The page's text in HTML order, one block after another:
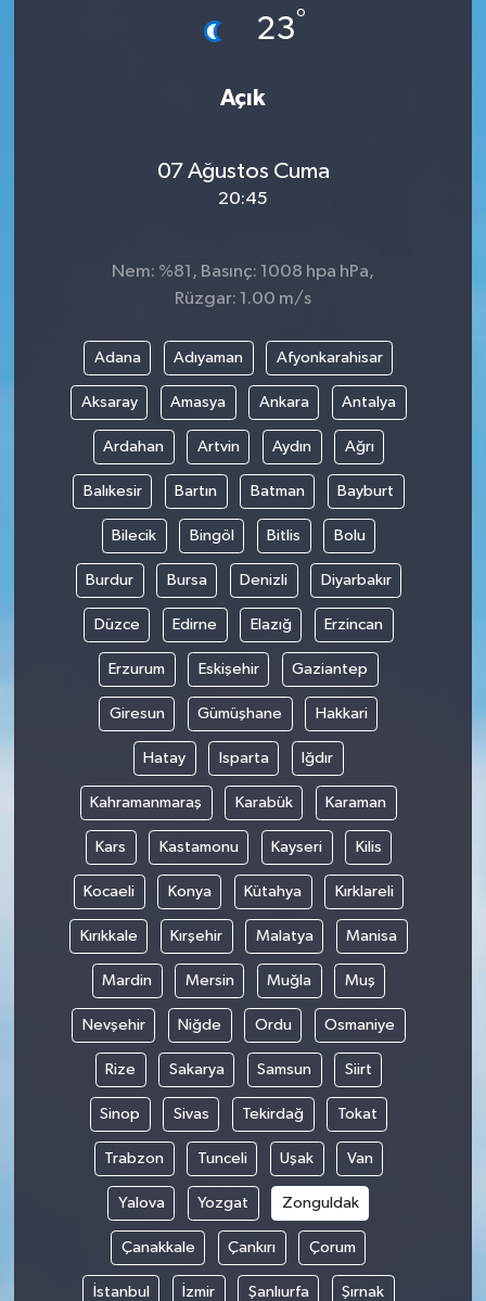
23°
Açık
07 Ağustos Cuma
20:45
Nem: %81, Basınç: 1008 hpa hPa,
Rüzgar: 1.00 m/s
Adana Adıyaman Afyonkarahisar
Aksaray Amasya Ankara Antalya
Ardahan Artvin Aydın Ağrı
Balıkesir Bartın Batman Bayburt
Bilecik Bingöl Bitlis Bolu
Burdur Bursa Denizli Diyarbakır
Düzce Edirne Elazığ Erzincan
Erzurum Eskişehir Gaziantep
Giresun Gümüşhane Hakkari
Hatay Isparta Iğdır
Kahramanmaraş Karabük Karaman
Kars Kastamonu Kayseri Kilis
Kocaeli Konya Kütahya Kırklareli
Kırıkkale Kırşehir Malatya Manisa
Mardin Mersin Muğla Muş
Nevşehir Niğde Ordu Osmaniye
Rize Sakarya Samsun Siirt
Sinop Sivas Tekirdağ Tokat
Trabzon Tunceli Uşak Van
Yalova Yozgat Zonguldak
Çanakkale Çankırı Çorum
İstanbul İzmir Şanlıurfa Şırnak